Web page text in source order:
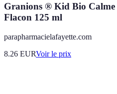
Granions ® Kid Bio
Flacon 125 ml
parapharmacielafayette.com
8.26 EURVoir le prix